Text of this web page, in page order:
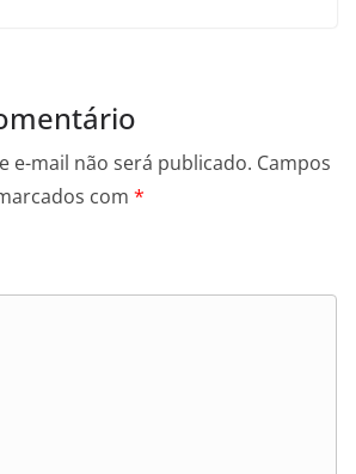
e-mail não será publicado. Campos
com *